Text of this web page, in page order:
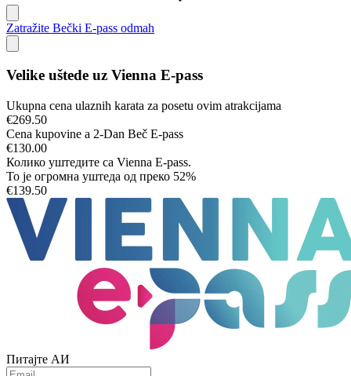
Zatražite Bečki E-pass odmah
Velike uštede uz Vienna E-pass
Ukupna cena ulaznih karata za posetu ovim atrakcijama
€269.50
Cena kupovine a 2-Dan Beč E-pass
€130.00
Колико уштедите са Vienna E-pass.
То је огромна уштеда од преко 52%
€139.50
Питајте АИ